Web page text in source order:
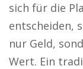
sich für die
entscheiden,
nur Geld,
Wert. Ein